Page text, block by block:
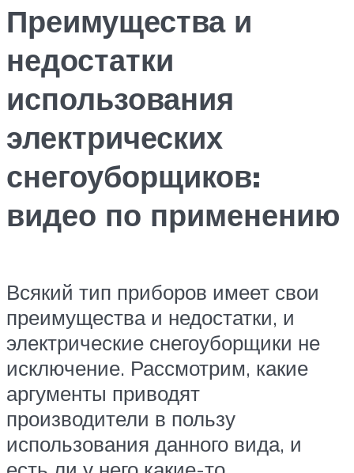
Преимущества и
недостатки
использования
электрических
снегоуборщиков:
видео по применению
Всякий тип приборов имеет свои
преимущества и недостатки, и
электрические снегоуборщики не
исключение. Рассмотрим, какие
аргументы приводят
производители в пользу
использования данного вида, и